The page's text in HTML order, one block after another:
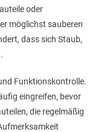
oder
möglichst sauberen
dass sich Staub,
Funktionskontrolle.
eingreifen, bevor
die regelmäßig